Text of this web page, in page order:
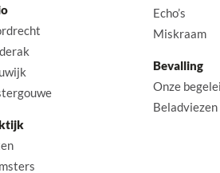
Echo’s
Miskraam
Bevalling
Onze
Beladviezen